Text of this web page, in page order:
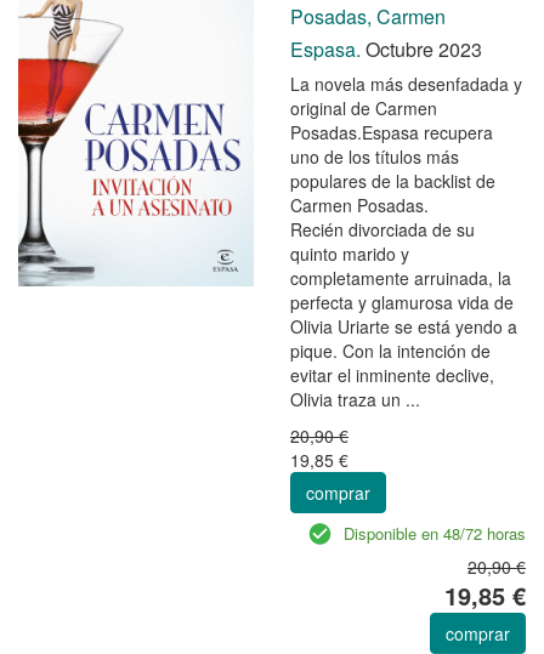
Posadas, Carmen
Espasa. Octubre 2023
La novela más desenfadada y
original de Carmen
Posadas.Espasa recupera
uno de los títulos más
populares de la backlist de
Carmen Posadas.
Recién divorciada de su
quinto marido y
completamente arruinada, la
perfecta y glamurosa vida de
Olivia Uriarte se está yendo a
pique. Con la intención de
evitar el inminente declive,
Olivia traza un ...
20,90 €
19,85 €
comprar
Disponible en 48/72 horas
20,90 €
19,85 €
comprar